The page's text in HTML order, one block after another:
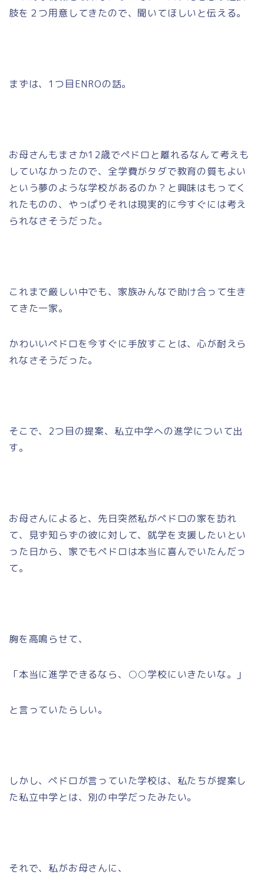
肢を２つ用意してきたので、聞いてほしいと伝える。
まずは、1つ目ENROの話。
お母さんもまさか12歳でペドロと離れるなんて考えも
していなかったので、全学費がタダで教育の質もよい
という夢のような学校があるのか？と興味はもってく
れたものの、やっぱりそれは現実的に今すぐには考え
られなさそうだった。
これまで厳しい中でも、家族みんなで助け合って生き
てきた一家。
かわいいペドロを今すぐに手放すことは、心が耐えら
れなさそうだった。
そこで、2つ目の提案、私立中学への進学について出
す。
お母さんによると、先日突然私がペドロの家を訪れ
て、見ず知らずの彼に対して、就学を支援したいとい
った日から、家でもペドロは本当に喜んでいたんだっ
て。
胸を高鳴らせて、
「本当に進学できるなら、○○学校にいきたいな。」
と言っていたらしい。
しかし、ペドロが言っていた学校は、私たちが提案し
た私立中学とは、別の中学だったみたい。
それで、私がお母さんに、